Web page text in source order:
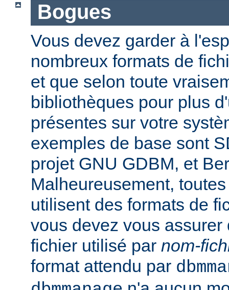
Bogues
Vous devez garder à
nombreux formats de
et que selon toute
bibliothèques pour plus
présentes sur votre
exemples de base sont
projet GNU GDBM, et
Malheureusement,
utilisent des formats de
vous devez vous assurer
fichier utilisé par nom-
format attendu par